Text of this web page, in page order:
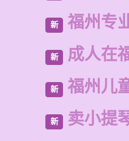
新 福州专
新 成人在
新 福州儿
新 卖小提